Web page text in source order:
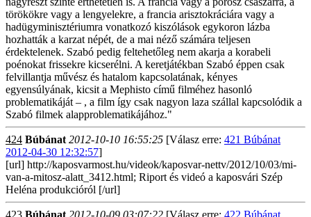
törökökre vagy a lengyelekre, a francia arisztokráciára vagy a
hadügyminisztériumra vonatkozó kiszólások egykoron lázba
hozhatták a karzat népét, de a mai néző számára teljesen
érdektelenek. Szabó pedig feltehetőleg nem akarja a korabeli
poénokat frissekre kicserélni. A keretjátékban Szabó éppen csak
felvillantja művész és hatalom kapcsolatának, kényes
egyensúlyának, kicsit a Mephisto című filméhez hasonló
problematikáját – , a film így csak nagyon laza szállal kapcsolódik a
Szabó filmek alapproblematikájához."
424 Búbánat 2012-10-10 16:55:25 [Válasz erre: 421 Búbánat
2012-04-30 12:32:57]
[url] http://kaposvarmost.hu/videok/kaposvar-nettv/2012/10/03/mi-
van-a-mitosz-alatt_3412.html; Riport és videó a kaposvári Szép
Heléna produkcióról [/url]
423 Búbánat 2012-10-09 03:07:22 [Válasz erre: 422 Búbánat